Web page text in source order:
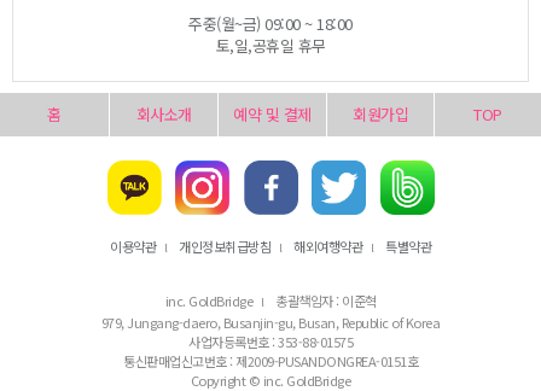
주중(월~금) 09:00 ~ 18:00
토,일,공휴일 휴무
홈 회사소개 예약 및 결제 회원가입 TOP
이용약관 l 개인정보취급방침 l 해외여행약관 l 특별약관
inc. GoldBridge l
총괄책임자 : 이준혁
979, Jungang-daero, Busanjin-gu, Busan, Republic of Korea
사업자등록번호 : 353-88-01575
통신판매업신고번호 : 제2009-PUSANDONGREA-0151호
Copyright © inc. GoldBridge